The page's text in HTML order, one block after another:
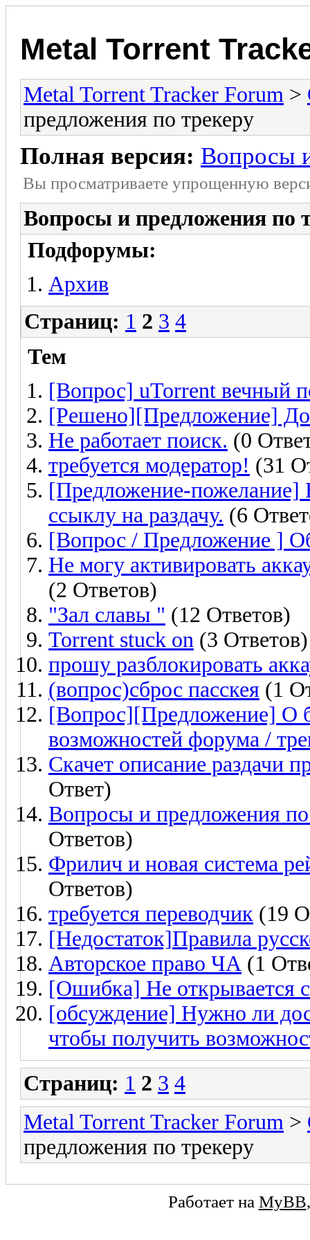
Metal Torrent
Metal Torrent Tracker Forum >
предложения по трекеру
Полная версия: Вопросы
Вы просматриваете yпpощеннyю
Вопросы и предложения по
Подфорумы:
Архив
Страниц: 1 2 3 4
Тем
[Вопрос] uTorrent вечный
[Решено][Предложение]
Не работает поиск. (0
требуется модератор! (31
[Предложение-пожелание]
ссыклу на раздачу. (6
[Вопрос / Предложение ]
Не могу активировать
(2 Ответов)
"Зал славы " (12 Ответов)
Torrent stuck on (3 Ответов)
прошу разблокировать
(вопрос)сброс пасскея (1
[Вопрос][Предложение] О
возможностей форума /
Скачет описание раздачи
Ответ)
Вопросы и предложения по
Ответов)
Фрилич и новая система
Ответов)
требуется переводчик (19
[Недостаток]Правила
Авторское право ЧА (1
[Ошибка] Не открывается
[обсуждение] Нужно ли
чтобы получить
Страниц: 1 2 3 4
Metal Torrent Tracker Forum >
предложения по трекеру
Работает на MyBB